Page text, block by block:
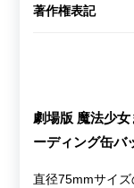
著作権表記
劇場版 魔法少
ーディング缶バ
直径75mmサイ